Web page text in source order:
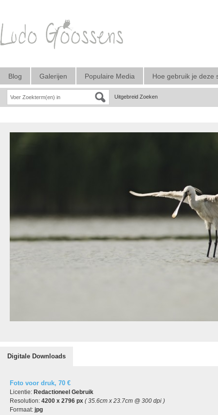
Blog Galerijen Populaire Media Hoe gebruik je deze
Uitgebreid Zoeken
Digitale Downloads
Foto voor druk, 70 €
Licentie: Redactioneel Gebruik
Resolution: 4200 x 2796 px ( 35.6cm x 23.7cm @ 300 dpi )
Formaat: jpg